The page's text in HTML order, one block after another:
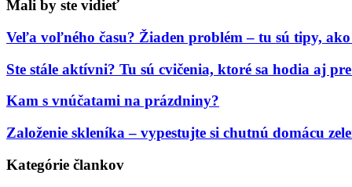
Mali by ste vidieť
Veľa voľného času? Žiaden problém – tu sú tipy,
Ste stále aktívni? Tu sú cvičenia, ktoré sa hodia aj
Kam s vnúčatami na prázdniny?
Založenie skleníka – vypestujte si chutnú domácu
Kategórie člankov